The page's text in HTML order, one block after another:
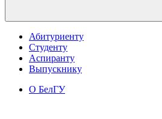
Абитуриенту
Студенту
Аспиранту
Выпускнику
О БелГУ